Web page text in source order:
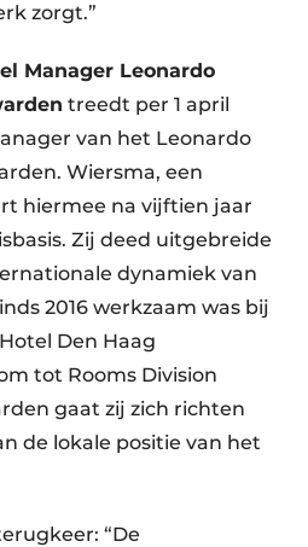
zorgt.”
Manager Leonardo
treedt per 1 april
van het Leonardo
Wiersma, een
hiermee na vijftien jaar
Zij deed uitgebreide
dynamiek van
2016 werkzaam was bij
Den Haag
tot Rooms Division
gaat zij zich richten
de lokale positie van het
“De